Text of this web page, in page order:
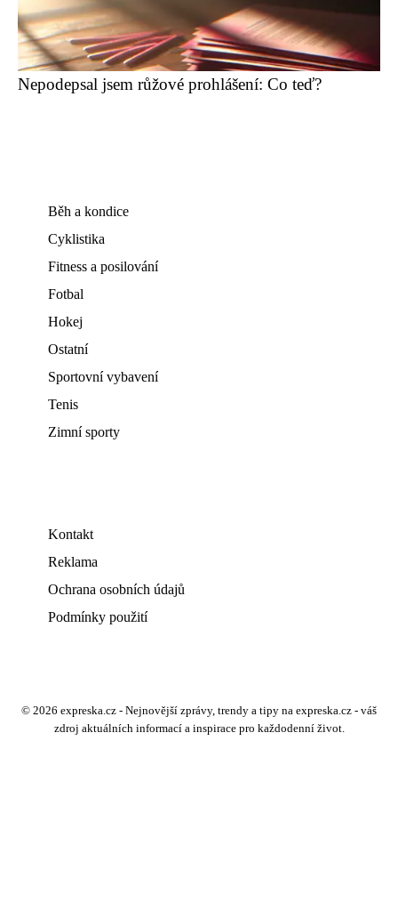
Nepodepsal jsem růžové prohlášení: Co teď?
Běh a kondice
Cyklistika
Fitness a posilování
Fotbal
Hokej
Ostatní
Sportovní vybavení
Tenis
Zimní sporty
Kontakt
Reklama
Ochrana osobních údajů
Podmínky použití
© 2026 expreska.cz - Nejnovější zprávy, trendy a tipy na expreska.cz - váš
zdroj aktuálních informací a inspirace pro každodenní život.